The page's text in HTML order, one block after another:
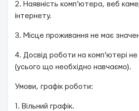
2. Наявність комп'ютера, веб
інтернету.
3. Місце проживання не має
4. Досвід роботи на комп'ютері не
(усього що необхідно навчаємо).
Умови, графік роботи:
1. Вільний графік.